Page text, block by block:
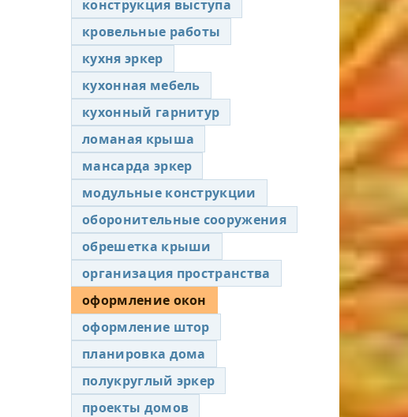
конструкция выступа
кровельные работы
кухня эркер
кухонная мебель
кухонный гарнитур
ломаная крыша
мансарда эркер
модульные конструкции
оборонительные сооружения
обрешетка крыши
организация пространства
оформление окон
оформление штор
планировка дома
полукруглый эркер
проекты домов